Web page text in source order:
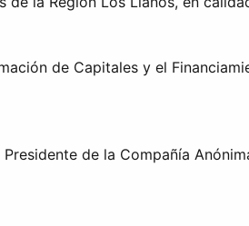
de Capitales y el
de la Compañía